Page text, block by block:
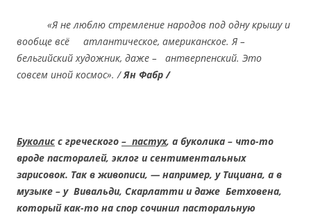
«Я не люблю стремление народов под одну крышу и
вообще всё атлантическое, американское. Я –
бельгийский художник, даже – антверпенский. Это
совсем иной космос». /Ян Фабр /
Буколис с греческого – пастух, а буколика – что-то
вроде пасторалей, эклог и сентиментальных
зарисовок. Так в живописи, — например, у Тициана, а в
музыке – у Вивальди, Скарлатти и даже Бетховена,
который как-то на спор сочинил пасторальную